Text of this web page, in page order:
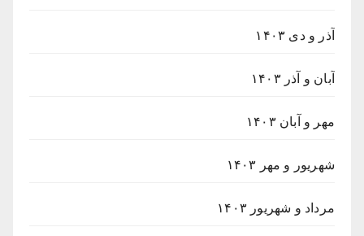
آذر و دی ۱۴۰۳
آبان و آذر ۱۴۰۳
مهر و آبان ۱۴۰۳
شهریور و مهر ۱۴۰۳
مرداد و شهریور ۱۴۰۳